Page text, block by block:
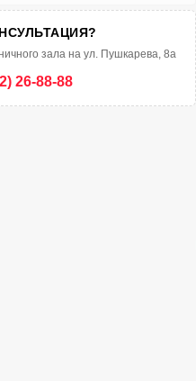
зала на ул. Пушкарева, 8а
26-88-88